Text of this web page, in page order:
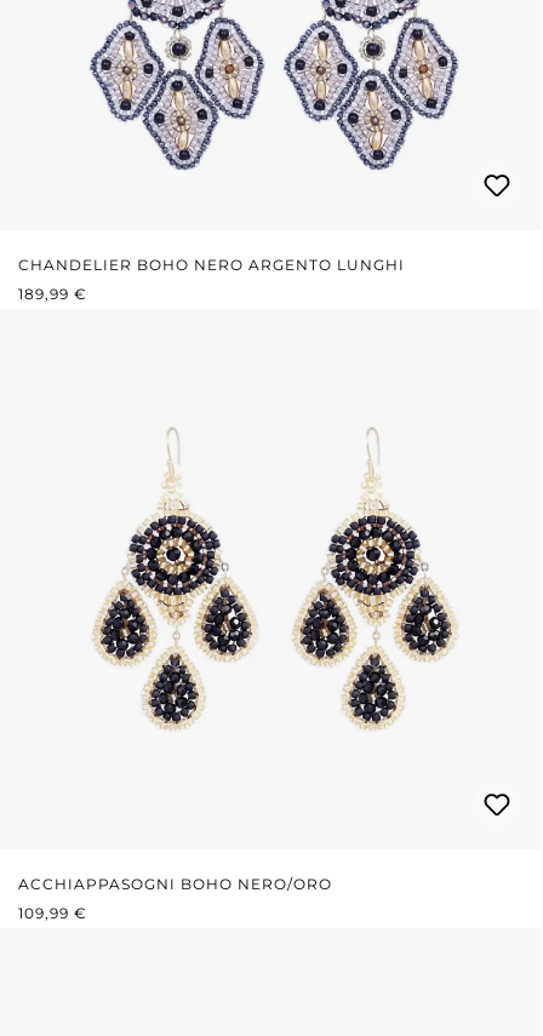
CHANDELIER BOHO NERO ARGENTO LUNGHI
PREZZO NORMALE:
189,99 €
ACCHIAPPASOGNI BOHO NERO/ORO
PREZZO NORMALE:
109,99 €